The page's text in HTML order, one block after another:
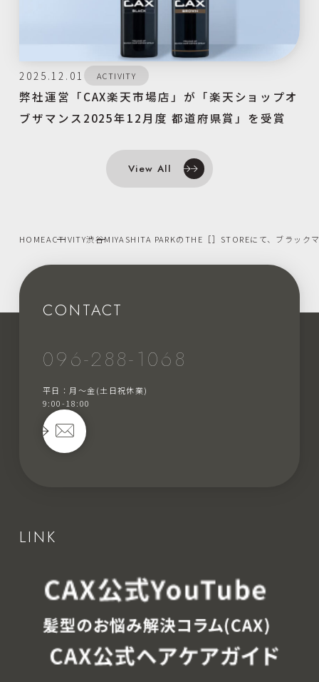
2025.12.01 ACTIVITY
弊社運営「CAX楽天市場店」が「楽天ショップオ
ブザマンス2025年12月度 都道府県賞」を受賞
View All
HOMEACTIVITY渋谷MIYASHITA PARKのTHE［］STOREにて、ブラッ
CONTACT
096-288-1068
平日：月〜金(土日祝休業)
9:00-18:00
LINK